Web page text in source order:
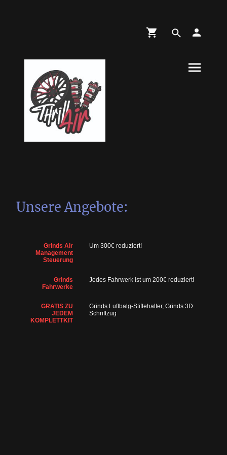
Unsere Angebote:
Grinds Air
Management
Steuerung
Um 300€ reduziert!
Grinds
Fahrwerke
Jedes Fahrwerk ist um 200€ reduziert!
GRATIS ZU
JEDEM
KOMPLETTKIT
Grinds Luftbalg-Stiftehalter, Grinds 3D
Schriftzug